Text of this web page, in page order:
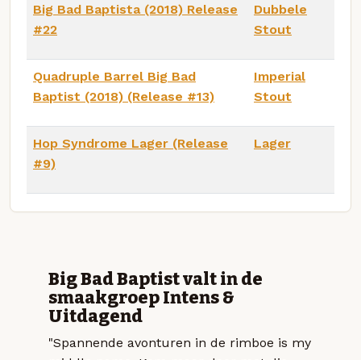
Big Bad Baptista (2018) Release
#22
Dubbele
Stout
Quadruple Barrel Big Bad
Baptist (2018) (Release #13)
Imperial
Stout
Hop Syndrome Lager (Release
#9)
Lager
Big Bad Baptist valt in de
smaakgroep Intens &
Uitdagend
"Spannende avonturen in de rimboe is my